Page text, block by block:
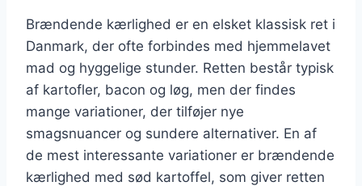
Brændende kærlighed er en elsket klassisk ret i
Danmark, der ofte forbindes med hjemmelavet
mad og hyggelige stunder. Retten består typisk
af kartofler, bacon og løg, men der findes
mange variationer, der tilføjer nye
smagsnuancer og sundere alternativer. En af
de mest interessante variationer er brændende
kærlighed med sød kartoffel, som giver retten